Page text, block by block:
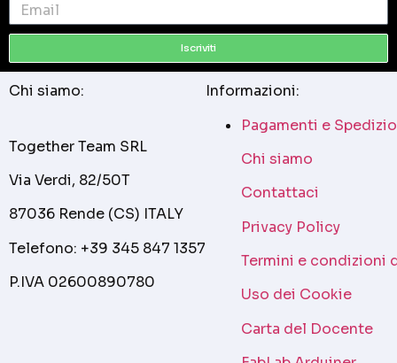
Iscriviti
Chi siamo:
Together Team SRL
Via Verdi, 82/50T
87036 Rende (CS) ITALY
Telefono: +39 345 847 1357
P.IVA 02600890780
Informazioni:
Pagamenti e
Chi siamo
Contattaci
Privacy Policy
Termini e condizioni
Uso dei Cookie
Carta del Docente